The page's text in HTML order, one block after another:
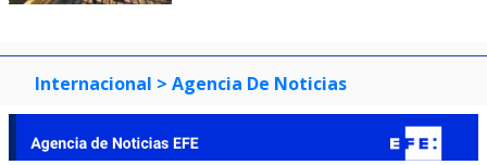
Internacional > Agencia De Noticias